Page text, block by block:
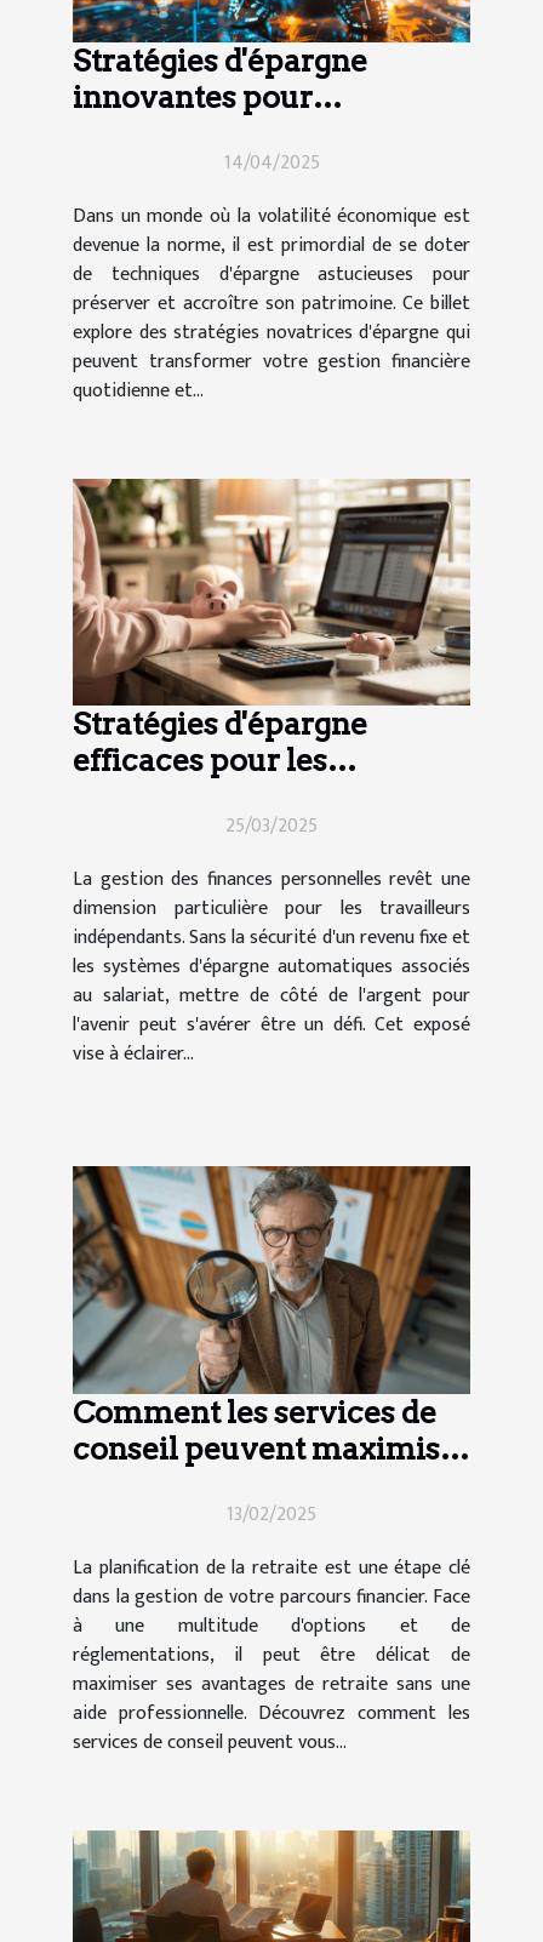
Stratégies d'épargne
innovantes pour
14/04/2025
Dans un monde où la volatilité économique est
devenue la norme, il est primordial de se doter
de techniques d'épargne astucieuses pour
préserver et accroître son patrimoine. Ce billet
explore des stratégies novatrices d'épargne qui
peuvent transformer votre gestion financière
quotidienne et...
Stratégies d'épargne
efficaces pour les
25/03/2025
La gestion des finances personnelles revêt une
dimension particulière pour les travailleurs
indépendants. Sans la sécurité d'un revenu fixe et
les systèmes d'épargne automatiques associés
au salariat, mettre de côté de l'argent pour
l'avenir peut s'avérer être un défi. Cet exposé
vise à éclairer...
Comment les services de
conseil peuvent maximiser
13/02/2025
La planification de la retraite est une étape clé
dans la gestion de votre parcours financier. Face
à une multitude d'options et de
réglementations, il peut être délicat de
maximiser ses avantages de retraite sans une
aide professionnelle. Découvrez comment les
services de conseil peuvent vous...